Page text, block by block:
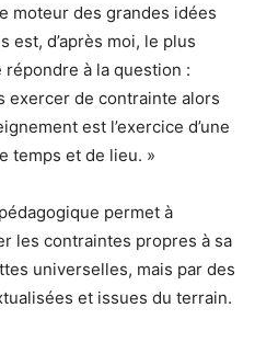
moteur des grandes idées
est, d’après moi, le plus
à la question :
exercer de contrainte alors
est l’exercice d’une
temps et de lieu. »
permet à
les contraintes propres à sa
universelles, mais par des
et issues du terrain.